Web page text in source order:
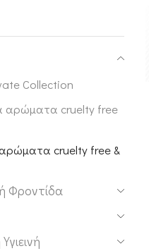
Collection
αρώματα cruelty free
cruelty free &
Φροντίδα